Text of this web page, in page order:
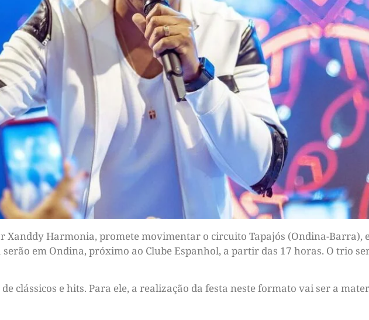
Xanddy Harmonia, promete movimentar o circuito Tapajós (Ondina-Barra),
em Ondina, próximo ao Clube Espanhol, a partir das 17 horas. O trio
clássicos e hits. Para ele, a realização da festa neste formato vai ser a